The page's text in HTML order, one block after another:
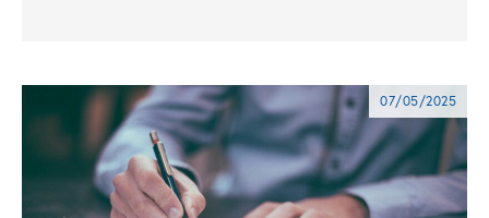
07/05/2025